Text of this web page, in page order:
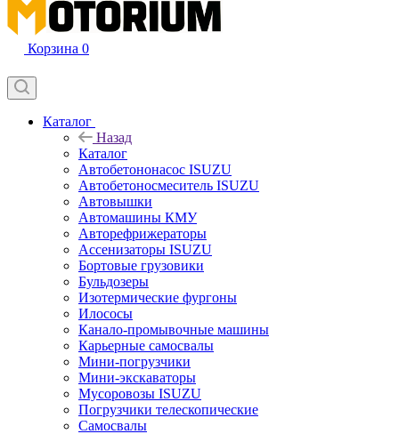
Корзина 0
Каталог
Назад
Каталог
Автобетононасос ISUZU
Автобетоносмеситель ISUZU
Автовышки
Автомашины КМУ
Авторефрижераторы
Ассенизаторы ISUZU
Бортовые грузовики
Бульдозеры
Изотермические фургоны
Илососы
Канало-промывочные машины
Карьерные самосвалы
Мини-погрузчики
Мини-экскаваторы
Мусоровозы ISUZU
Погрузчики телескопические
Самосвалы